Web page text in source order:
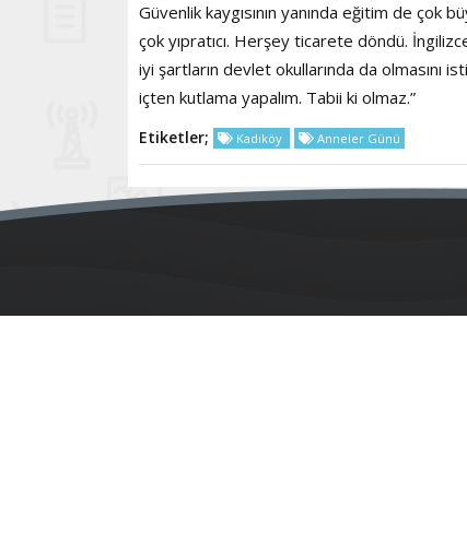
Güvenlik kaygısının yanında eğitim de çok
çok yıpratıcı. Herşey ticarete döndü.
iyi şartların devlet okullarında da olmasını
içten kutlama yapalım. Tabii ki olmaz.”
Etiketler; Kadıköy Anneler Günü